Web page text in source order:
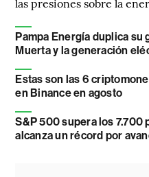
las presiones sobre la
Pampa Energía duplica su
Muerta y la generación
Estas son las 6
en Binance en agosto
S&P 500 supera los 7.700
alcanza un récord por